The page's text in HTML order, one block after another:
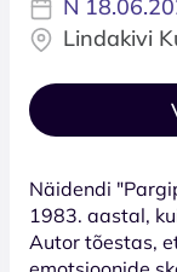
N
Lindakivi
Näidendi
1983. aastal,
Autor tõestas,